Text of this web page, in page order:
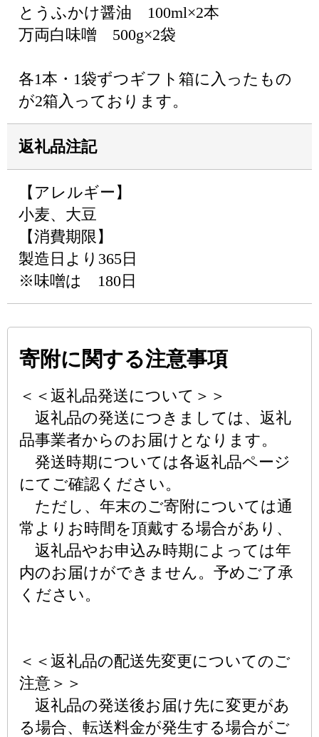
とうふかけ醤油 100ml×2本
万両白味噌 500g×2袋
各1本・1袋ずつギフト箱に入ったもの
が2箱入っております。
返礼品注記
【アレルギー】
小麦、大豆
【消費期限】
製造日より365日
※味噌は 180日
寄附に関する注意事項
＜＜返礼品発送について＞＞
返礼品の発送につきましては、返礼
品事業者からのお届けとなります。
発送時期については各返礼品ページ
にてご確認ください。
ただし、年末のご寄附については通
常よりお時間を頂戴する場合があり、
返礼品やお申込み時期によっては年
内のお届けができません。予めご了承
ください。
＜＜返礼品の配送先変更についてのご
注意＞＞
返礼品の発送後お届け先に変更があ
る場合、転送料金が発生する場合がご